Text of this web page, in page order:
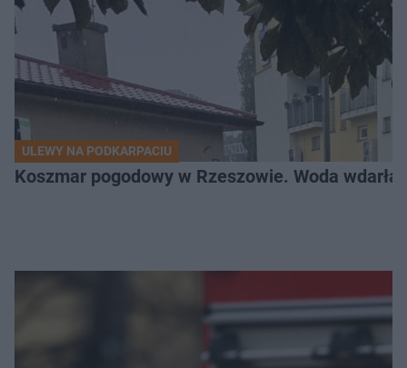
ULEWY NA PODKARPACIU
Koszmar pogodowy w Rzeszowie. Woda